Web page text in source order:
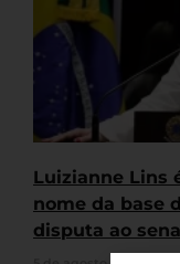
Luizianne Lins
nome da base
disputa ao